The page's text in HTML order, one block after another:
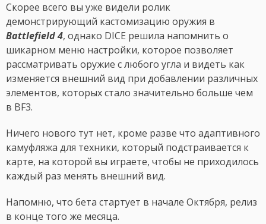
Скорее всего вы уже видели ролик
демонстрирующий кастомизацию оружия в
Battlefield 4, однако DICE решила напомнить о
шикарном меню настройки, которое позволяет
рассматривать оружие с любого угла и видеть как
изменяется внешний вид при добавлении различных
элементов, которых стало значительно больше чем
в BF3.
Ничего нового тут нет, кроме разве что адаптивного
камуфляжа для техники, который подстраивается к
карте, на которой вы играете, чтобы не приходилось
каждый раз менять внешний вид.
Напомню, что бета стартует в начале Октября, релиз
в конце того же месяца.